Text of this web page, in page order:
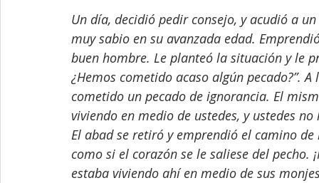
Un día, decidió pedir consejo, y acudió a
muy sabio en su avanzada edad.
buen hombre. Le planteó la situación y le
¿Hemos cometido acaso algún pecado?”.
cometido un pecado de ignorancia. El
viviendo en medio de ustedes, y ustedes
El abad se retiró y emprendió el camino
como si el corazón se le saliese del
estaba viviendo ahí en medio de sus